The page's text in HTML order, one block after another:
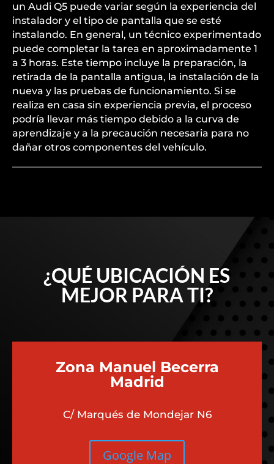
un Audi Q5 puede variar según la experiencia del
instalador y el tipo de pantalla que se esté
instalando. En general, un técnico experimentado
puede completar la tarea en aproximadamente 1
a 3 horas. Este tiempo incluye la preparación, la
retirada de la pantalla antigua, la instalación de la
nueva y las pruebas de funcionamiento. Si se
realiza en casa sin experiencia previa, el proceso
podría llevar más tiempo debido a la curva de
aprendizaje y a la precaución necesaria para no
dañar otros componentes del vehículo.
¿QUÉ UBICACIÓN ES
MEJOR PARA TI?
Zona Manuel Becerra
Madrid
C/ Marqués de Mondejar N6
Google Map